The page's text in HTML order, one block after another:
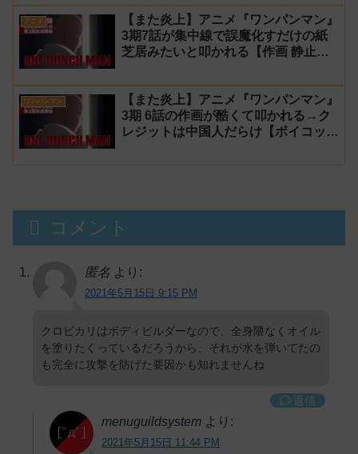
アニメ
【また炎上】アニメ『ワンパンマン』
3期7話が集中線で誤魔化すだけの紙
芝居みたいと叩かれる【作画 静止
ワンパンマン
【また炎上】アニメ『ワンパンマン』
3期 6話の作画が酷くて叩かれる→ク
レジットは中国人だらけ【ボイコッ
コメント
匿名 より:
2021年5月15日 9:15 PM
クロビカリはボディビルダーなので、全身隈なくオイル
を塗りたくっているだろうから、それが水を弾いてたの
も完全に攻撃を防げた要因かも知れませんね
返信
menuguildsystem より:
2021年5月15日 11:44 PM